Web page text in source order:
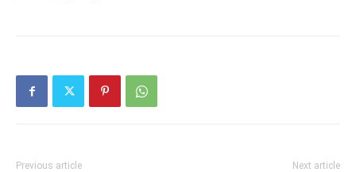
Previous article Next article